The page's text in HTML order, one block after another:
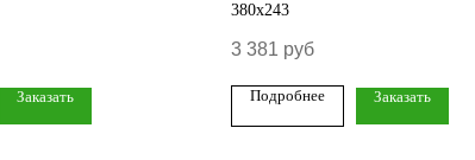
Заказать
380х243
3 381 руб
Подробнее Заказать